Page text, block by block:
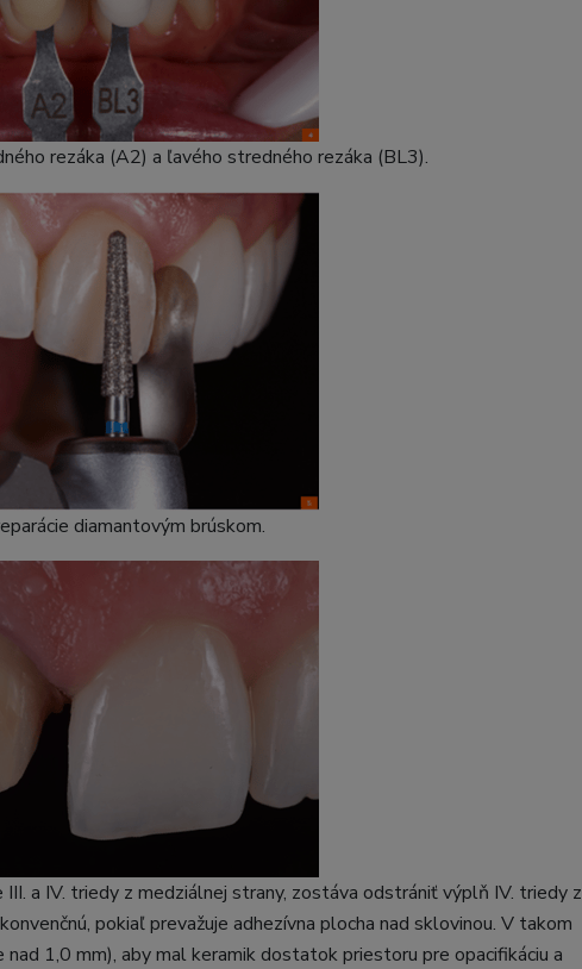
rezáka (A2) a ľavého stredného rezáka (BL3).
diamantovým brúskom.
a IV. triedy z medziálnej strany, zostáva odstrániť výplň IV. triedy z
pokiaľ prevažuje adhezívna plocha nad sklovinou. V takom
1,0 mm), aby mal keramik dostatok priestoru pre opacifikáciu a